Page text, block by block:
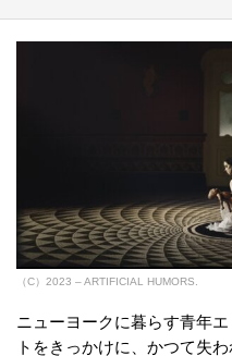
（C）2023 – ARTIFICIAL HUMORS.
ニューヨークに暮らす青年
トをきっかけに、かつて失